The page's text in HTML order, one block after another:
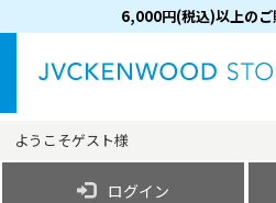
6,000円(税込)以上のご
ようこそゲスト様
ログイン